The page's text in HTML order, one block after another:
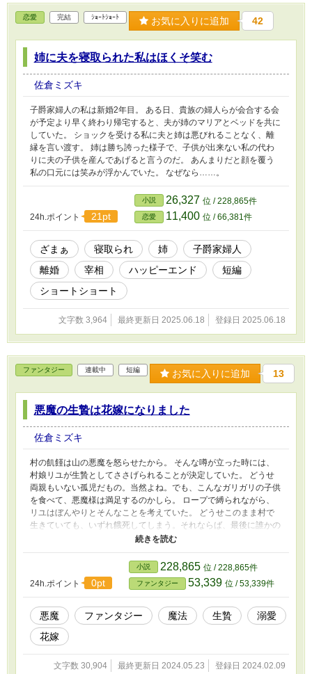
恋愛 完結 ｼｮｰﾄｼｮｰﾄ お気に入りに追加 42
姉に夫を寝取られた私はほくそ笑む
佐倉ミズキ
子爵家婦人の私は新婚2年目。 ある日、貴族の婦人らが会合する会
が予定より早く終わり帰宅すると、夫が姉のマリアとベッドを共に
していた。 ショックを受ける私に夫と姉は悪びれることなく、離
縁を言い渡す。 姉は勝ち誇った様子で、子供が出来ない私の代わ
りに夫の子供を産んであげると言うのだ。 あんまりだと顔を覆う
私の口元には笑みが浮かんでいた。 なぜなら……。
24h.ポイント 21pt
小説 26,327 位 / 228,865件
恋愛 11,400 位 / 66,381件
ざまぁ 寝取られ 姉
子爵家婦人
離婚
宰相 ハッピーエンド
短編
ショートショート
文字数 3,964 最終更新日 2025.06.18 登録日 2025.06.18
ファンタジー 連載中 短編 お気に入りに追加 13
悪魔の生贄は花嫁になりました
佐倉ミズキ
村の飢饉は山の悪魔を怒らせたから。 そんな噂が立った時には、
村娘リユが生贄としてささげられることが決定していた。 どうせ
両親もいない孤児だもの。当然よね。でも、こんなガリガリの子供
を食べて、悪魔様は満足するのかしら。 ロープで縛られながら、
リユはぼんやりとそんなことを考えていた。 どうせこのまま村で
生きていても、いずれ餓死してしまう。それならば、最後に誰かの
役に立ちたかった。 たとえそれが、悪魔であっても。 村人に担が
人取り残されたリユは悪魔の住処へと足を踏み入れた。 「今度の
生贄はまだ子供じゃねぇか」 うんざりした声が聞こえ、顔を上げ
るとそこには件の悪魔が……。 「悪魔様？」 「そうだけど」
「……子供？」 リユの目の前に居たのは、15歳のリユよりも小さ
く幼い男の子がいた。
24h.ポイント 0pt
小説 228,865 位 / 228,865件
ファンタジー 53,339 位 / 53,339件
悪魔 ファンタジー 魔法 生贄
溺愛
花嫁
文字数 30,904 最終更新日 2024.05.23 登録日 2024.02.09